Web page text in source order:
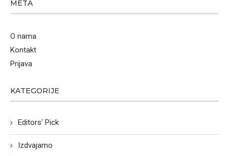
META
O nama
Kontakt
Prijava
KATEGORIJE
Editors' Pick
Izdvajamo